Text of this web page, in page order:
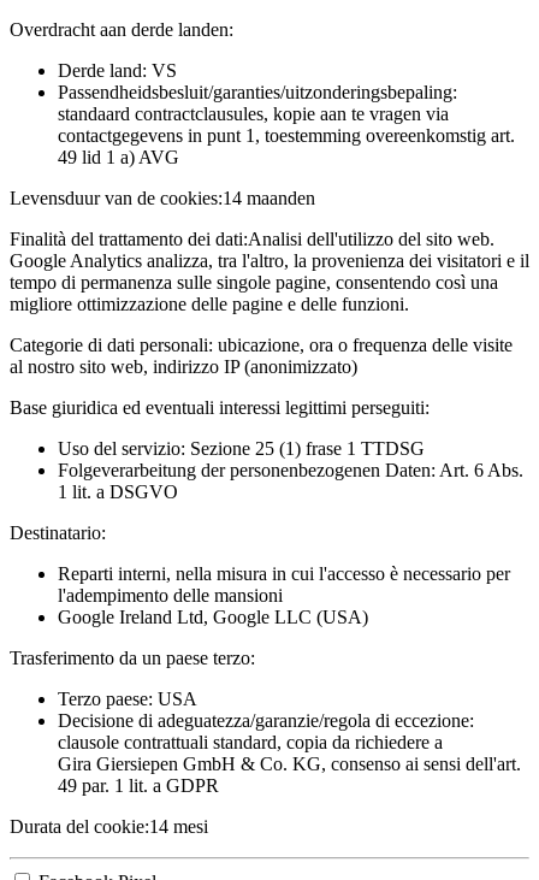
Overdracht aan derde landen:
Derde land: VS
Passendheidsbesluit/garanties/uitzonderingsbepaling:
standaard contractclausules, kopie aan te vragen via
contactgegevens in punt 1, toestemming overeenkomstig art.
49 lid 1 a) AVG
Levensduur van de cookies:14 maanden
Finalità del trattamento dei dati:Analisi dell'utilizzo del sito web.
Google Analytics analizza, tra l'altro, la provenienza dei visitatori e il
tempo di permanenza sulle singole pagine, consentendo così una
migliore ottimizzazione delle pagine e delle funzioni.
Categorie di dati personali: ubicazione, ora o frequenza delle visite
al nostro sito web, indirizzo IP (anonimizzato)
Base giuridica ed eventuali interessi legittimi perseguiti:
Uso del servizio: Sezione 25 (1) frase 1 TTDSG
Folgeverarbeitung der personenbezogenen Daten: Art. 6 Abs.
1 lit. a DSGVO
Destinatario:
Reparti interni, nella misura in cui l'accesso è necessario per
l'adempimento delle mansioni
Google Ireland Ltd, Google LLC (USA)
Trasferimento da un paese terzo:
Terzo paese: USA
Decisione di adeguatezza/garanzie/regola di eccezione:
clausole contrattuali standard, copia da richiedere a
Gira Giersiepen GmbH & Co. KG, consenso ai sensi dell'art.
49 par. 1 lit. a GDPR
Durata del cookie:14 mesi